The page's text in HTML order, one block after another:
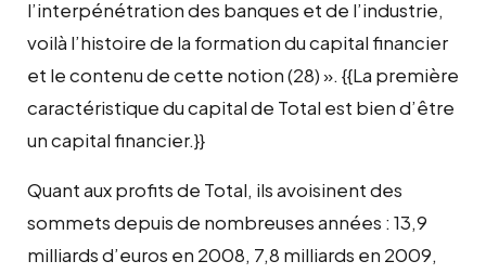
l’interpénétration des banques et de l’industrie,
voilà l’histoire de la formation du capital financier
et le contenu de cette notion (28) ». {{La première
caractéristique du capital de Total est bien d’être
un capital financier.}}
Quant aux profits de Total, ils avoisinent des
sommets depuis de nombreuses années : 13,9
milliards d’euros en 2008, 7,8 milliards en 2009,